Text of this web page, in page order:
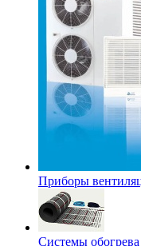
Приборы
Системы